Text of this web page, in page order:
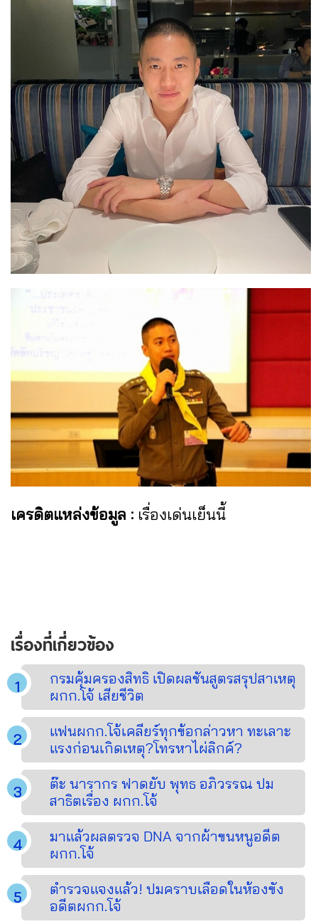
เครดิตแหล่งข้อมูล : เรื่องเด่นเย็นนี้
เรื่องที่เกี่ยวข้อง
กรมคุ้มครองสิทธิ เปิดผลชันสูตรสรุปสาเหตุ
ผกก.โจ้ เสียชีวิต
แฟนผกก.โจ้เคลียร์ทุกข้อกล่าวหา ทะเลาะ
แรงก่อนเกิดเหตุ?โทรหาไผ่ลิกค์?
ต๊ะ นารากร ฟาดยับ พุทธ อภิวรรณ ปม
สาธิตเรื่อง ผกก.โจ้
มาแล้วผลตรวจ DNA จากผ้าขนหนูอดีต
ผกก.โจ้
ตำรวจแจงแล้ว! ปมคราบเลือดในห้องขัง
อดีตผกก.โจ้